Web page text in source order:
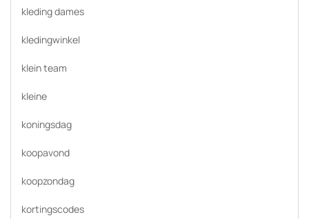
kleding dames
kledingwinkel
klein team
kleine
koningsdag
koopavond
koopzondag
kortingscodes